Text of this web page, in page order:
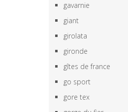
gavarnie
giant
girolata
gironde
gîtes de france
go sport
gore tex